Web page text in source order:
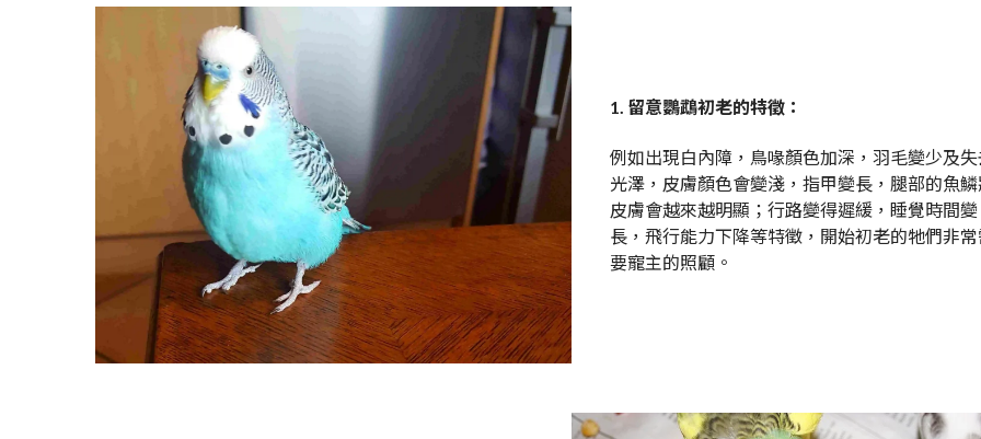
1. 留意鸚鵡初老的特徵：
例如出現白內障，鳥喙顏色加深，羽毛變少及
光澤，皮膚顏色會變淺，指甲變長，腿部的魚
皮膚會越來越明顯；行路變得遲緩，睡覺時間變
長，飛行能力下降等特徵，開始初老的牠們非
要寵主的照顧。